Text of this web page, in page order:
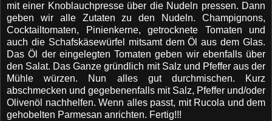
mit einer Knoblauchpresse über die Nudeln pressen. Dann
geben wir alle Zutaten zu den Nudeln. Champignons,
Cocktailtomaten, Pinienkerne, getrocknete Tomaten und
auch die Schafskäsewürfel mitsamt dem Öl aus dem Glas.
Das Öl der eingelegten Tomaten geben wir ebenfalls über
den Salat. Das Ganze gründlich mit Salz und Pfeffer aus der
Mühle würzen. Nun alles gut durchmischen. Kurz
abschmecken und gegebenenfalls mit Salz, Pfeffer und/oder
Olivenöl nachhelfen. Wenn alles passt, mit Rucola und dem
gehobelten Parmesan anrichten. Fertig!!!